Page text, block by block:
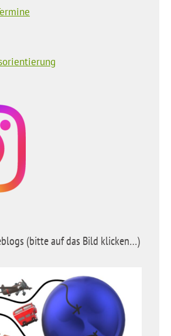
(bitte auf das Bild klicken…)